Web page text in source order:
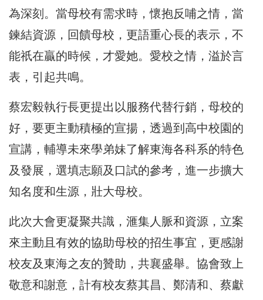
為深刻。當母校有需求時，懷抱反哺之情，當
鍊結資源，回饋母校，更語重心長的表示，不
能祇在贏的時候，才愛她。愛校之情，溢於言
表，引起共鳴。
蔡宏毅執行長更提出以服務代替行銷，母校的
好，要更主動積極的宣揚，透過到高中校園的
宣講，輔導未來學弟妹了解東海各科系的特色
及發展，選填志願及口試的參考，進一步擴大
知名度和生源，壯大母校。
此次大會更凝聚共識，滙集人脈和資源，立案
來主動且有效的協助母校的招生事宜，更感謝
校友及東海之友的贊助，共襄盛舉。協會致上
敬意和謝意，計有校友蔡其昌、鄭清和、蔡獻